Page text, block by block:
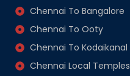
Chennai To Bangalore
Chennai To Ooty
Chennai To Kodaikanal
Chennai Local Temples